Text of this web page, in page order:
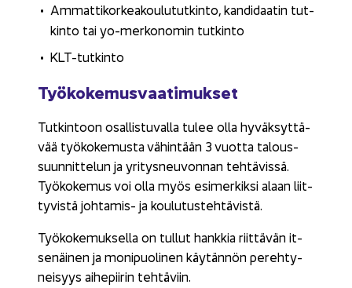
Am­mat­ti­kor­kea­kou­lu­tut­kin­to, kan­di­daa­tin tut­
kin­to tai yo-​merkonomin tut­kin­to
KLT-​tutkinto
Työ­ko­ke­mus­vaa­ti­muk­set
Tut­kin­toon osal­lis­tu­val­la tulee olla hy­väk­syt­tä­
vää työ­ko­ke­mus­ta vä­hin­tään 3 vuot­ta ta­lous­
suun­nit­te­lun ja yri­tys­neu­von­nan teh­tä­vis­sä.
Työ­ko­ke­mus voi olla myös esi­mer­kik­si alaan liit­
ty­vis­tä johtamis-​ ja kou­lu­tus­teh­tä­vis­tä.
Työ­ko­ke­muk­sel­la on tul­lut hank­kia riit­tä­vän it­
se­näi­nen ja mo­ni­puo­li­nen käy­tän­nön pe­reh­ty­
nei­syys ai­he­pii­rin teh­tä­viin.